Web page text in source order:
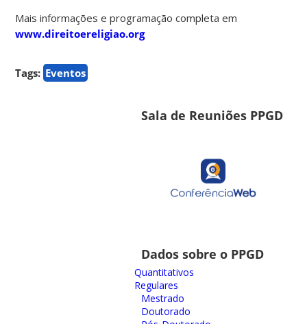
Mais informações e programação completa em
www.direitoereligiao.org
Tags: Eventos
Sala de Reuniões PPGD
Dados sobre o PPGD
Quantitativos
Regulares
Mestrado
Doutorado